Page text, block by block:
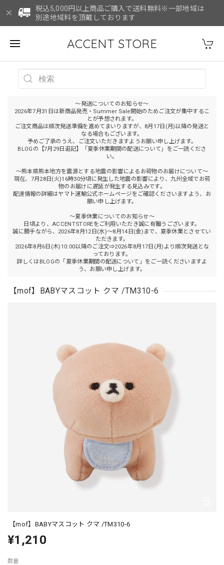
税込5,000円以上商品ご購入で送料無料※一部地域は
別途地域料を頂戴しております
ACCENT STORE
～発送についてのお知らせ～
2026年7月31日は新商品発売・Summer Sale開始のためご注文が集中するこ
とが予想されます。
ご注文商品は順次発送準備を進めてまいりますが、8月17日(月)以降の発送と
なる場合もございます。
予めご了承のうえ、ご注文いただきますようお願い申し上げます。
BLOGの【7月29日追記】「夏季休業期間の配送について」をご一読くださ
い。
～熊本県熊本地方を震源とする地震の影響によるお荷物のお届けについて～
現在、7月28日(火)16時30分頃に発生した地震の影響により、九州全域でお荷
物のお届けに遅延が発生する見込みです。
配達情報の詳細はヤマト運輸公式ホームページをご確認くださいますよう、お
願い申し上げます。
～夏季休業についてのお知らせ～
日頃より、ACCENTSTOREをご利用いただき誠に有難うございます。
誠に勝手ながら、2026年8月12日(水)～8月14日(金)まで、夏季休業とさせてい
ただきます。
2026年8月6日(木)10:00以降のご注文⇒2026年8月17日(月)より順次発送とな
っております。
詳しくはBLOGの「夏季休業期間の配送について」をご一読くださいますよ
う、お願い申し上げます。
【mof】BABYマスコット クマ /TM310-6
【mof】BABYマスコット クマ /TM310-6
¥1,210
数量